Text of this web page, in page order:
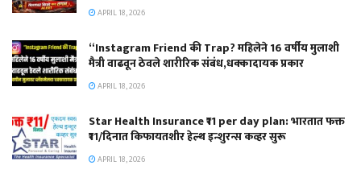
APRIL 18, 2026
“Instagram Friend की Trap? महिलेने 16 वर्षीय मुलाशी
मैत्री वाढवून ठेवले शारीरिक संबंध,धक्कादायक प्रकार
APRIL 18, 2026
Star Health Insurance ₹11 per day plan: भारतात फक्त
₹11/दिनात किफायतशीर हेल्थ इन्शुरन्स कव्हर सुरू
APRIL 18, 2026